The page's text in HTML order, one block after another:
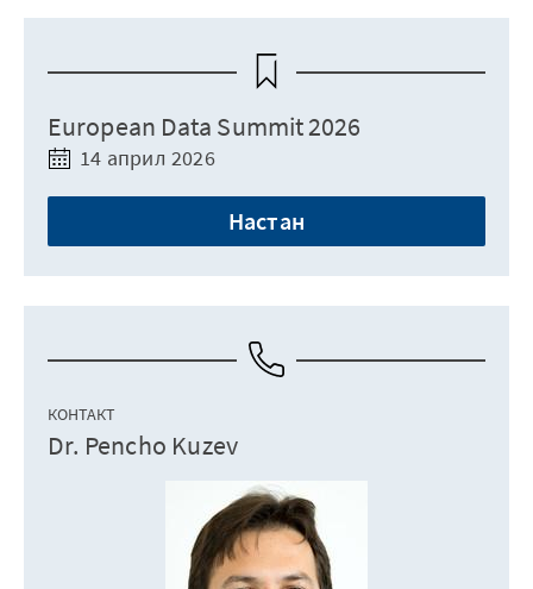
European Data Summit 2026
14 април 2026
Настан
КОНТАКТ
Dr. Pencho Kuzev